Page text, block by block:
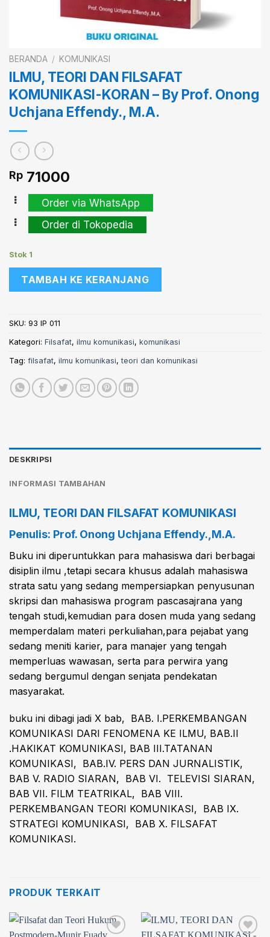
BERANDA / KOMUNIKASI
ILMU, TEORI DAN FILSAFAT
KOMUNIKASI-KORAN – By Prof. Onong
Uchjana Effendy., M.A.
Rp 71000
Order via WhatsApp
Order di Tokopedia
Stok 1
TAMBAH KE KERANJANG
SKU: 93 IP 011
Kategori: Filsafat, ilmu komunikasi, komunikasi
Tag: filsafat, ilmu komunikasi,teori dan komunikasi
DESKRIPSI
INFORMASI TAMBAHAN
ILMU, TEORI DAN FILSAFAT KOMUNIKASI
Penulis: Prof. Onong Uchjana Effendy.,M.A.
Buku ini diperuntukkan para mahasiswa dari berbagai
disiplin ilmu ,tetapi secara khusus adalah mahasiswa
strata satu yang sedang mempersiapkan penyusunan
skripsi dan mahasiswa program pascasajrana yang
tengah studi,kemudian para dosen muda yang sedang
memperdalam materi perkuliahan,para pejabat yang
sedang meniti karier, para manajer yang tengah
memperluas wawasan, serta para perwira yang
sedang bergumul dengan senjata pendekatan
masyarakat.
buku ini dibagi jadi X bab, BAB. I.PERKEMBANGAN
KOMUNIKASI DARI FENOMENA KE ILMU, BAB.II
.HAKIKAT KOMUNIKASI, BAB III.TATANAN
KOMUNIKASI, BAB.IV. PERS DAN JURNALISTIK,
BAB V. RADIO SIARAN, BAB VI. TELEVISI SIARAN,
BAB VII. FILM TEATRIKAL, BAB VIII.
PERKEMBANGAN TEORI KOMUNIKASI, BAB IX.
STRATEGI KOMUNIKASI, BAB X. FILSAFAT
KOMUNIKASI.
PRODUK TERKAIT